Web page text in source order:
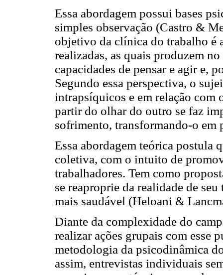
Essa abordagem possui bases
simples observação (Castro &
objetivo da clínica do trabalho é
realizadas, as quais produzem
capacidades de pensar e agir e,
Segundo essa perspectiva, o
intrapsíquicos e em relação com
partir do olhar do outro se faz
sofrimento, transformando-o em
Essa abordagem teórica postula
coletiva, com o intuito de
trabalhadores. Tem como
se reaproprie da realidade de
mais saudável (Heloani &
Diante da complexidade do
realizar ações grupais com esse
metodologia da psicodinâmica
assim, entrevistas individuais